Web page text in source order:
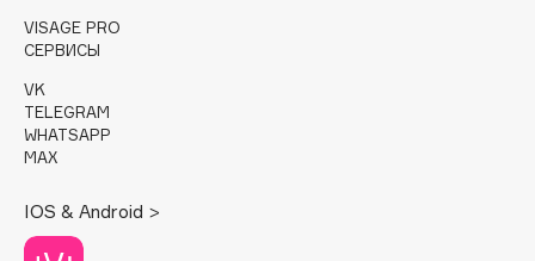
d'Alba
DABO
DARLING*
Darphin
Deonica
Dessange
VISAGE PRO
СЕРВИСЫ
VK
TELEGRAM
WHATSAPP
MAX
IOS & Android >